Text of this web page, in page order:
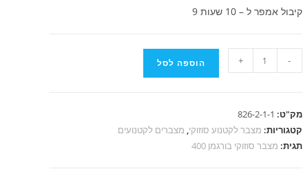
קיבול אמפר ל – 10 שעות 9
של
בורגמן
400
-
+ הוספה לסל
מק"ט: 826-2-1-1
קטגוריות: מצבר לקטנוע סוזוקי, מצברים לקטנועים
תגית: מצבר סוזוקי בורגמן 400